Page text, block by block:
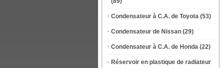
Condensateur à C.A. de Toyota (53)
Condensateur de Nissan (29)
Condensateur à C.A. de Honda (22)
Réservoir en plastique de radiateur